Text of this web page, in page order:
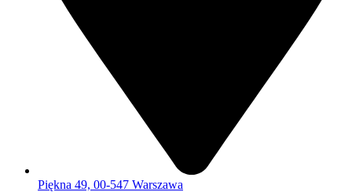
Piękna 49, 00-547 Warszawa